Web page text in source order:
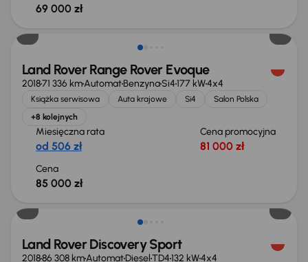
69 000 zł
Land Rover Range Rover Evoque
201871 336 kmAutomatBenzynaSi4177 kW4x4
Książka serwisowa Auta krajowe Si4
Salon Polska
+8 kolejnych
Miesięczna rata
od 506 zł
Cena promocyjna
81 000 zł
Cena
85 000 zł
Możliwość odliczenia VAT
Land Rover Discovery Sport
201886 308 kmAutomatDieselTD4132 kW4x4